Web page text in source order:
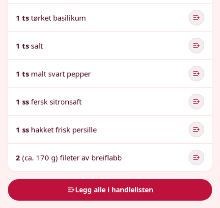
1 ts tørket basilikum
1 ts salt
1 ts malt svart pepper
1 ss fersk sitronsaft
1 ss hakket frisk persille
2 (ca. 170 g) fileter av breiflabb
Legg alle i handlelisten